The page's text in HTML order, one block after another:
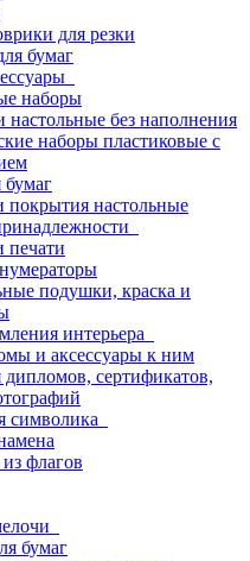
для резки
бумаг
наборы
настольные без наполнения
наборы пластиковые с
бумаг
покрытия настольные
подушки, краска и
интерьера
и аксессуары к ним
сертификатов,
символика
флагов
бумаг